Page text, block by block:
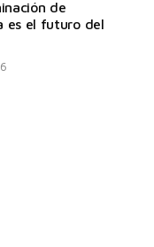
de
es el futuro del